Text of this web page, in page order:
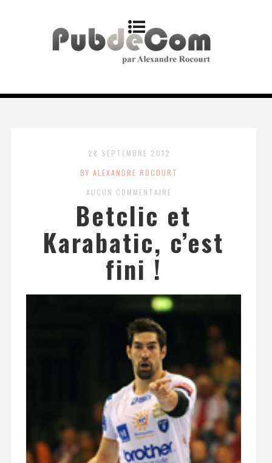
28 SEPTEMBRE 2012
BY ALEXANDRE ROCOURT
AUCUN COMMENTAIRE
Betclic et
Karabatic, c’est
fini !